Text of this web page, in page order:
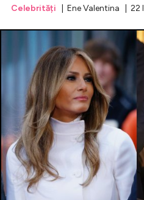
Celebrități | Ene Valentina | 22